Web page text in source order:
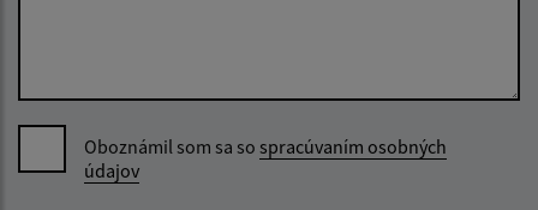
Oboznámil som sa so spracúvaním osobných
údajov